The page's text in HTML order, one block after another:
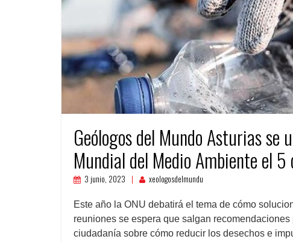
Geólogos del Mundo Asturias se
Mundial del Medio Ambiente el
3 junio, 2023 xeologosdelmundu
Este año la ONU debatirá el tema de cómo
reuniones se espera que salgan
ciudadanía sobre cómo reducir los desechos e